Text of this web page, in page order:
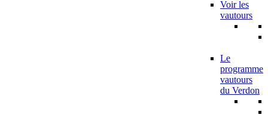
Voir les
vautours
Le
programme
vautours
du Verdon